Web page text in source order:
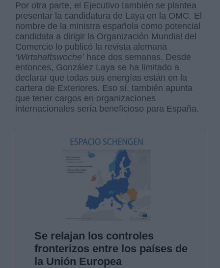
Por otra parte, el Ejecutivo también se plantea
presentar la candidatura de Laya en la OMC. El
nombre de la ministra española como potencial
candidata a dirigir la Organización Mundial del
Comercio lo publicó la revista alemana
‘Wirtshaftswoche’ hace dos semanas. Desde
entonces, González Laya se ha limitado a
declarar que todas sus energías están en la
cartera de Exteriores. Eso sí, también apunta
que tener cargos en organizaciones
internacionales sería beneficioso para España.
Se relajan los controles
fronterizos entre los países de
la Unión Europea